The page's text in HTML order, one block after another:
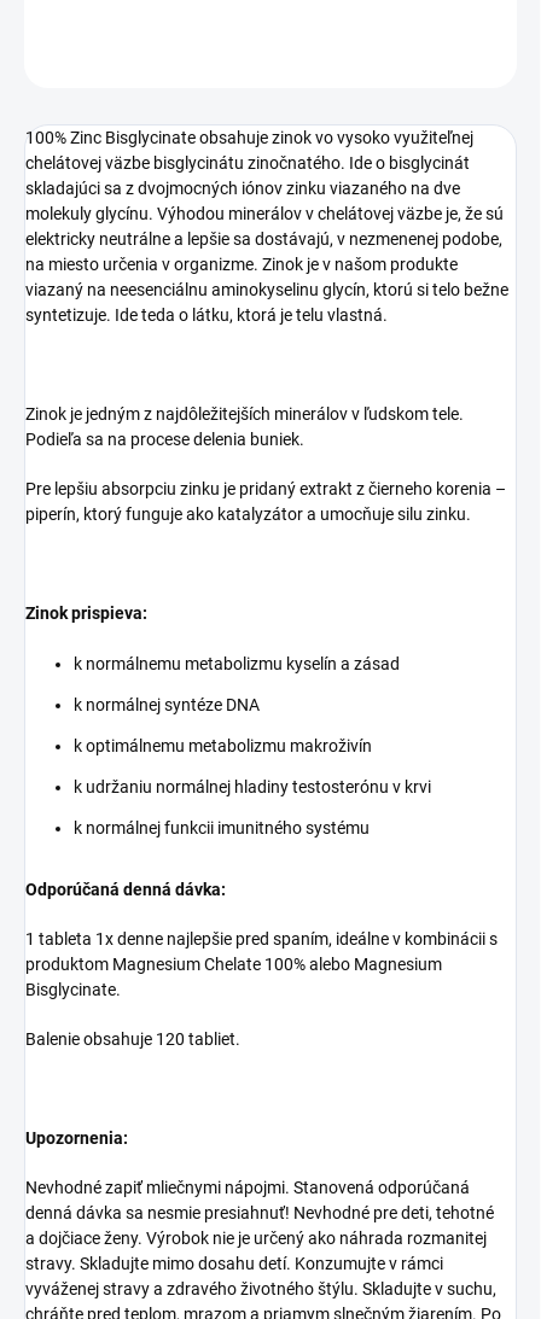
100% Zinc Bisglycinate obsahuje zinok vo vysoko využiteľnej
chelátovej väzbe bisglycinátu zinočnatého. Ide o bisglycinát
skladajúci sa z dvojmocných iónov zinku viazaného na dve
molekuly glycínu. Výhodou minerálov v chelátovej väzbe je, že sú
elektricky neutrálne a lepšie sa dostávajú, v nezmenenej podobe,
na miesto určenia v organizme. Zinok je v našom produkte
viazaný na neesenciálnu aminokyselinu glycín, ktorú si telo bežne
syntetizuje. Ide teda o látku, ktorá je telu vlastná.
Zinok je jedným z najdôležitejších minerálov v ľudskom tele.
Podieľa sa na procese delenia buniek.
Pre lepšiu absorpciu zinku je pridaný extrakt z čierneho korenia –
piperín, ktorý funguje ako katalyzátor a umocňuje silu zinku.
Zinok prispieva:
k normálnemu metabolizmu kyselín a zásad
k normálnej syntéze DNA
k optimálnemu metabolizmu makroživín
k udržaniu normálnej hladiny testosterónu v krvi
k normálnej funkcii imunitného systému
Odporúčaná denná dávka:
1 tableta 1x denne najlepšie pred spaním, ideálne v kombinácii s
produktom Magnesium Chelate 100% alebo Magnesium
Bisglycinate.
Balenie obsahuje 120 tabliet.
Upozornenia:
Nevhodné zapiť mliečnymi nápojmi. Stanovená odporúčaná
denná dávka sa nesmie presiahnuť! Nevhodné pre deti, tehotné
a dojčiace ženy. Výrobok nie je určený ako náhrada rozmanitej
stravy. Skladujte mimo dosahu detí. Konzumujte v rámci
vyváženej stravy a zdravého životného štýlu. Skladujte v suchu,
chráňte pred teplom, mrazom a priamym slnečným žiarením. Po